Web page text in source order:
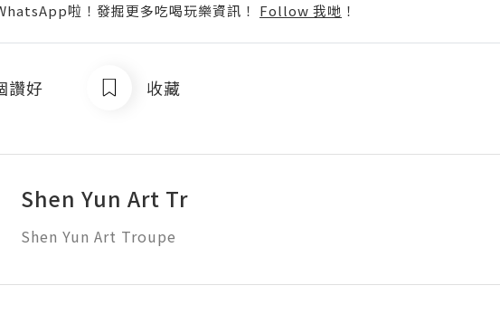
啦！發掘更多吃喝玩樂資訊！ Follow 我哋 ！
讚好 收藏
Shen Yun Art Tr
Shen Yun Art Troupe